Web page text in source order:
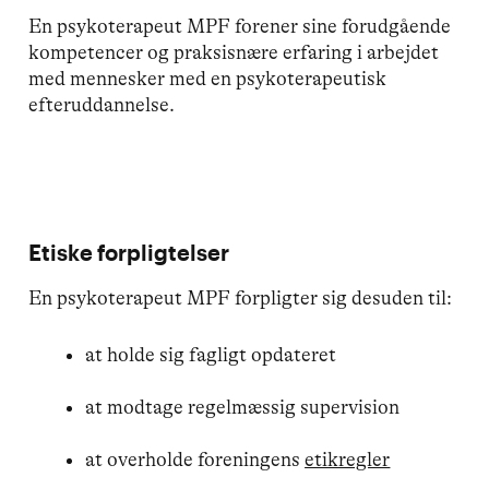
En psykoterapeut MPF forener sine forudgående
kompetencer og praksisnære erfaring i arbejdet
med mennesker med en psykoterapeutisk
efteruddannelse.
Etiske forpligtelser
En psykoterapeut MPF forpligter sig desuden til:
at holde sig fagligt opdateret
at modtage regelmæssig supervision
at overholde foreningensetikregler